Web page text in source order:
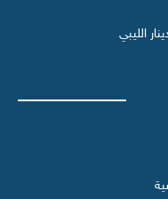
الليبي